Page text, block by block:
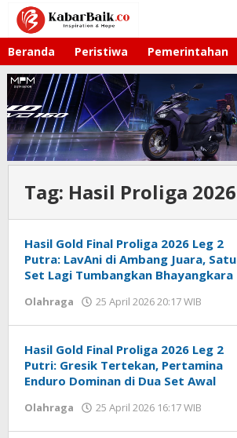
Lewati
konten
Beranda Peristiwa Pemerintahan
Tag: Hasil Proliga 2026
Hasil Gold Final Proliga 2026 Leg 2
Putra: LavAni di Ambang Juara, Satu
Set Lagi Tumbangkan Bhayangkara
Olahraga 25 April 2026 20:17 WIB
Hasil Gold Final Proliga 2026 Leg 2
Putri: Gresik Tertekan, Pertamina
Enduro Dominan di Dua Set Awal
Olahraga 25 April 2026 16:17 WIB